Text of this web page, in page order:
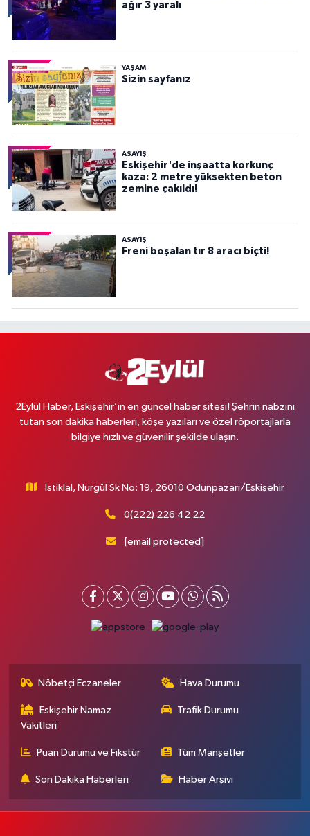
ağır 3 yaralı
YAŞAM
Sizin sayfanız
ASAYİŞ
Eskişehir'de inşaatta korkunç
kaza: 2 metre yüksekten beton
zemine çakıldı!
ASAYİŞ
Freni boşalan tır 8 aracı biçti!
2Eylül Haber, Eskişehir’in en güncel haber sitesi! Şehrin nabzını
tutan son dakika haberleri, köşe yazıları ve özel röportajlarla
bilgiye hızlı ve güvenilir şekilde ulaşın.
İstiklal, Nurgül Sk No: 19, 26010 Odunpazarı/Eskişehir
0(222) 226 42 22
[email protected]
Nöbetçi Eczaneler Hava Durumu
Eskişehir Namaz
Vakitleri
Trafik Durumu
Puan Durumu ve Fikstür Tüm Manşetler
Son Dakika Haberleri Haber Arşivi